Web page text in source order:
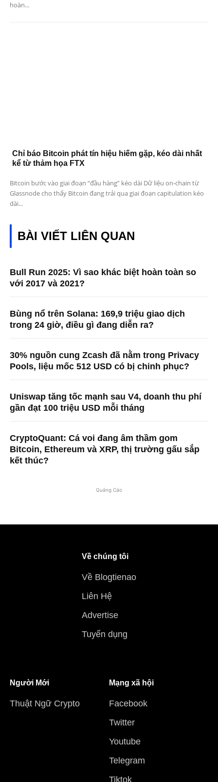
hoàn...
Chỉ báo Bitcoin phát tín hiệu hiếm gặp, kéo dài nhất
kể từ thảm họa FTX
Bitcoin bước vào giai đoạn “đầu hàng” kéo dài Dữ liệu on-chain từ
Glassnode cho thấy Bitcoin đang trải qua giai đoạn capitulation kéo
dài...
BÀI VIẾT LIÊN QUAN
Bull Run 2025: Vì sao khác biệt hoàn toàn so
với 2017 và 2021?
Bùng nổ trên Solana: 169,9 triệu giao dịch
trong 24 giờ, điều gì đang diễn ra?
30% nguồn cung Zcash đã nằm trong Privacy
Pools, liệu mốc 512 USD có bị chinh phục?
Uniswap tăng tốc mạnh sau V4, doanh thu phí
gần đạt 100 triệu USD mỗi tháng
CryptoQuant: Cá voi đang âm thầm gom
Bitcoin, Ethereum và XRP, thị trường gấu sắp
kết thúc?
Quảng Cáo
Về chúng tôi
Về Blogtienao
Liên Hệ
Advertise
Tuyển dụng
Người Mới
Thuật Ngữ Crypto
Mạng xã hội
Facebook
Twitter
Youtube
Telegram
Tiktok